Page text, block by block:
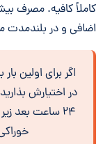
کاملاً کافیه. مصرف
اضافی و در بلندمدت
اگر برای اولین
در اختیارش
۲۴ ساعت بعد